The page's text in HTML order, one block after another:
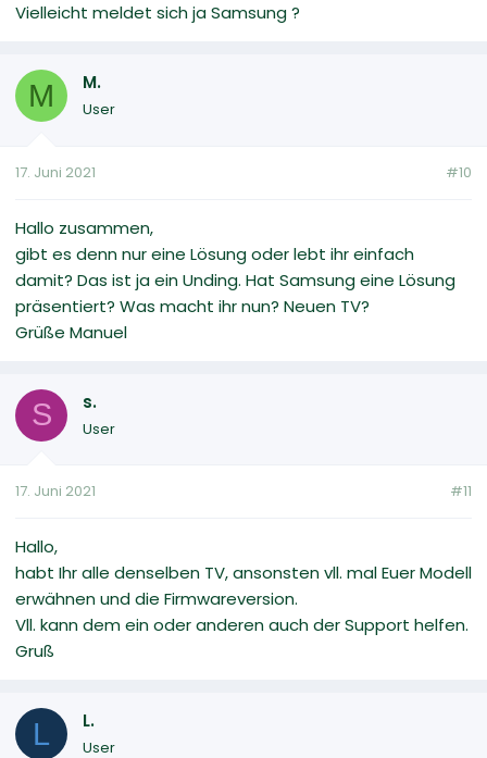
Vielleicht meldet sich ja Samsung ?
M M.
User
17. Juni 2021 #10
Hallo zusammen,
gibt es denn nur eine Lösung oder lebt ihr einfach
damit? Das ist ja ein Unding. Hat Samsung eine Lösung
präsentiert? Was macht ihr nun? Neuen TV?
Grüße Manuel
S s.
User
17. Juni 2021 #11
Hallo,
habt Ihr alle denselben TV, ansonsten vll. mal Euer Modell
erwähnen und die Firmwareversion.
Vll. kann dem ein oder anderen auch der Support helfen.
Gruß
L L.
User